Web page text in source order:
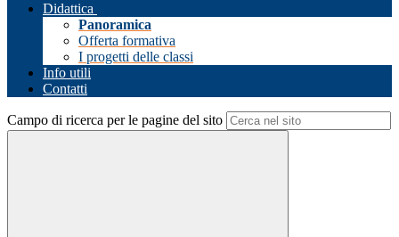
Didattica
Panoramica
Offerta formativa
I progetti delle classi
Info utili
Contatti
Campo di ricerca per le pagine del sito